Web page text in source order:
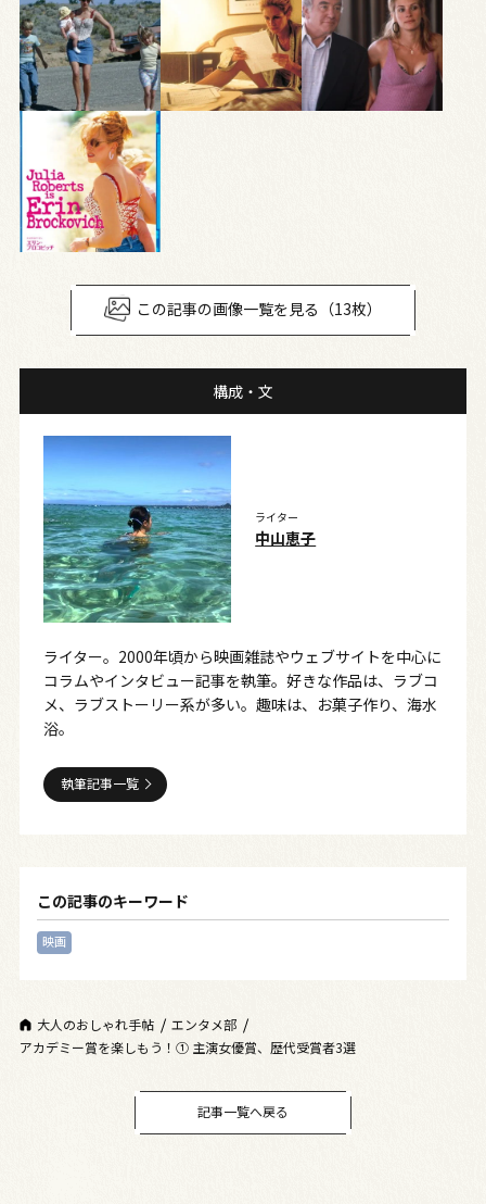
この記事の画像一覧を見る（13枚）
構成・文
ライター
中山恵子
ライター。2000年頃から映画雑誌やウェブサイトを中心に
コラムやインタビュー記事を執筆。好きな作品は、ラブコ
メ、ラブストーリー系が多い。趣味は、お菓子作り、海水
浴。
執筆記事一覧
この記事のキーワード
映画
大人のおしゃれ手帖
エンタメ部
アカデミー賞を楽しもう！① 主演女優賞、歴代受賞者3選
記事一覧へ戻る